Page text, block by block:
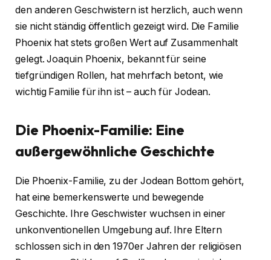
den anderen Geschwistern ist herzlich, auch wenn
sie nicht ständig öffentlich gezeigt wird. Die Familie
Phoenix hat stets großen Wert auf Zusammenhalt
gelegt. Joaquin Phoenix, bekannt für seine
tiefgründigen Rollen, hat mehrfach betont, wie
wichtig Familie für ihn ist – auch für Jodean.
Die Phoenix-Familie: Eine
außergewöhnliche Geschichte
Die Phoenix-Familie, zu der Jodean Bottom gehört,
hat eine bemerkenswerte und bewegende
Geschichte. Ihre Geschwister wuchsen in einer
unkonventionellen Umgebung auf. Ihre Eltern
schlossen sich in den 1970er Jahren der religiösen